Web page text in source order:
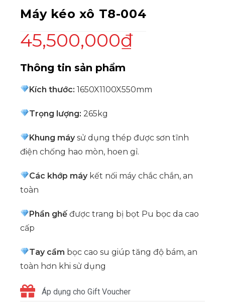
Máy kéo xô T8-004
45,500,000₫
Thông tin sản phẩm
Kích thước:1650X1100X550mm
Trọng lượng:265kg
Khung máysử dụng thép được sơn tĩnh
điện chống hao mòn, hoen gỉ.
Các khớp máykết nối máy chắc chắn, an
toàn
Phần ghếđược trang bị bọt Pu bọc da cao
cấp
Tay cầm bọc cao su giúp tăng độ bám, an
toàn hơn khi sử dụng
Áp dụng cho Gift Voucher